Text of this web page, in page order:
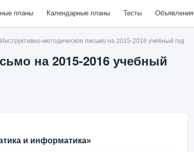
планы Календарные планы Тесты Объявления
Инструктивно-методическое письмо на 2015-2016 учебный год
на 2015-2016 учебный
и информатика»